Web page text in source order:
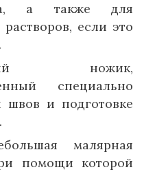
а также для
если это
ножик,
специально
швов и подготовке
малярная
помощи которой